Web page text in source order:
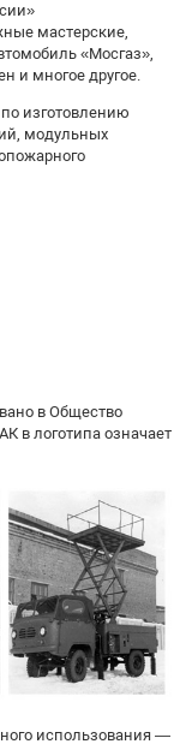
мастерские,
«Мосгаз»,
и многое другое.
изготовлению
модульных
в Общество
в логотипа означает
использования —